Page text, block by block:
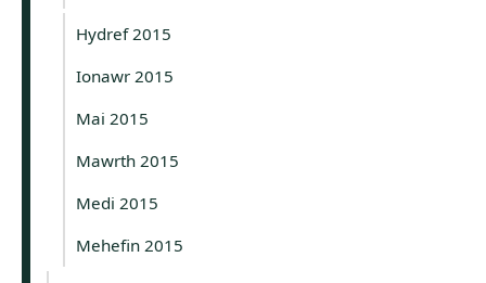
Hydref 2015
Ionawr 2015
Mai 2015
Mawrth 2015
Medi 2015
Mehefin 2015